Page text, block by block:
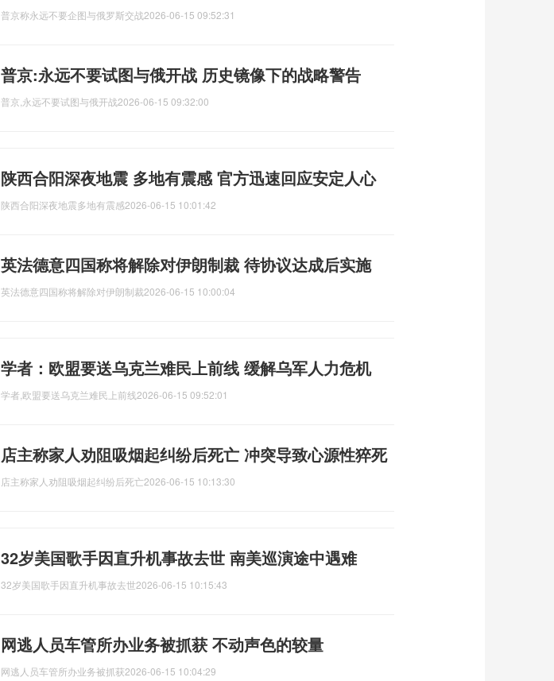
普京称永远不要企图与俄罗斯交战2026-06-15 09:52:31
普京:永远不要试图与俄开战 历史镜像下的战略警告
普京,永远不要试图与俄开战2026-06-15 09:32:00
陕西合阳深夜地震 多地有震感 官方迅速回应安定人心
陕西合阳深夜地震多地有震感2026-06-15 10:01:42
英法德意四国称将解除对伊朗制裁 待协议达成后实施
英法德意四国称将解除对伊朗制裁2026-06-15 10:00:04
学者：欧盟要送乌克兰难民上前线 缓解乌军人力危机
学者,欧盟要送乌克兰难民上前线2026-06-15 09:52:01
店主称家人劝阻吸烟起纠纷后死亡 冲突导致心源性猝死
店主称家人劝阻吸烟起纠纷后死亡2026-06-15 10:13:30
32岁美国歌手因直升机事故去世 南美巡演途中遇难
32岁美国歌手因直升机事故去世2026-06-15 10:15:43
网逃人员车管所办业务被抓获 不动声色的较量
网逃人员车管所办业务被抓获2026-06-15 10:04:29